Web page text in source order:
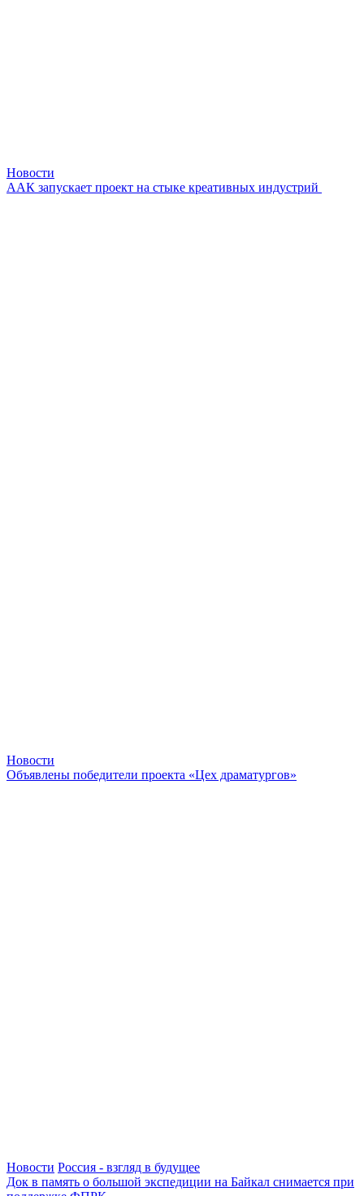
Новости
ААК запускает проект на стыке креативных индустрий
Новости
Объявлены победители проекта «Цех драматургов»
Новости Россия - взгляд в будущее
Док в память о большой экспедиции на Байкал снимается при